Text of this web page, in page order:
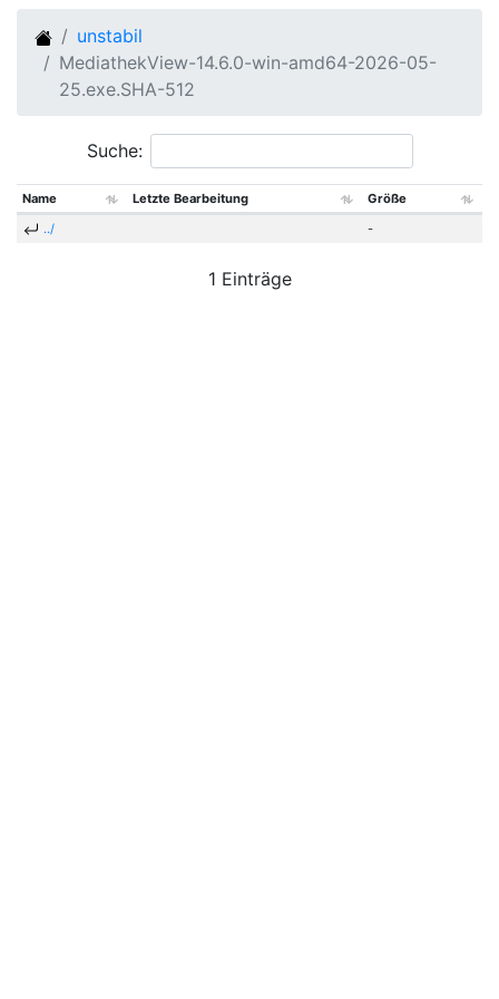
unstabil
MediathekView-14.6.0-win-amd64-2026-05-
25.exe.SHA-512
Suche:
Name Letzte Bearbeitung
Größe
../
-
1 Einträge